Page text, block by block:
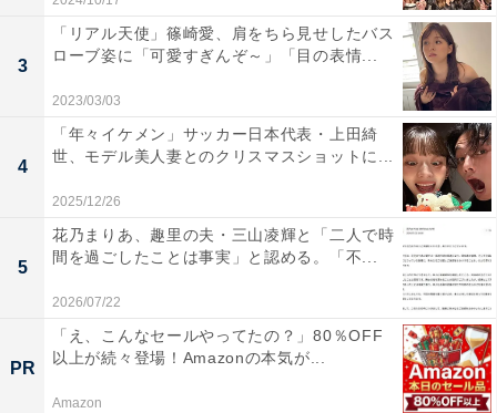
3
「リアル天使」篠崎愛、肩をちら見せしたバス
ローブ姿に「可愛すぎんぞ～」「目の表情...
2023/03/03
4
「年々イケメン」サッカー日本代表・上田綺
世、モデル美人妻とのクリスマスショットに...
2025/12/26
5
花乃まりあ、趣里の夫・三山凌輝と「二人で時
間を過ごしたことは事実」と認める。「不...
2026/07/22
PR
「え、こんなセールやってたの？」80％OFF
以上が続々登場！Amazonの本気が...
Amazon